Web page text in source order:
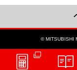
© MITSUBISHI